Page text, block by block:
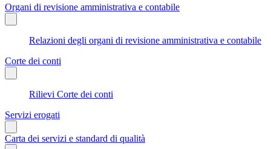
Organi di revisione amministrativa e contabile
Relazioni degli organi di revisione amministrativa e contabile
Corte dei conti
Rilievi Corte dei conti
Servizi erogati
Carta dei servizi e standard di qualità